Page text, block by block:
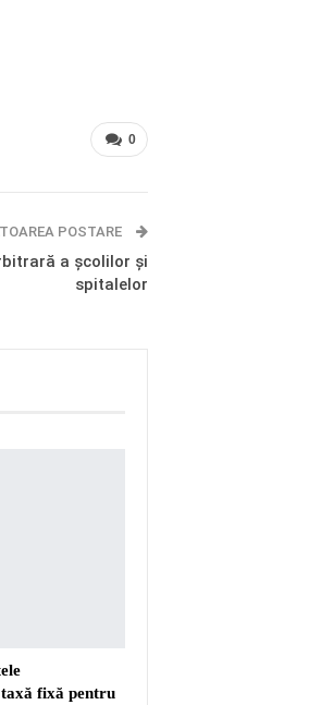
0
POSTARE
a școlilor și
spitalelor
fixă pentru